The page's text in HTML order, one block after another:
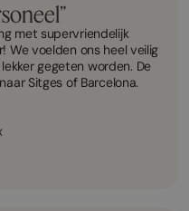
met supervriendelijk
We voelden ons heel veilig
gegeten worden. De
Sitges of Barcelona.